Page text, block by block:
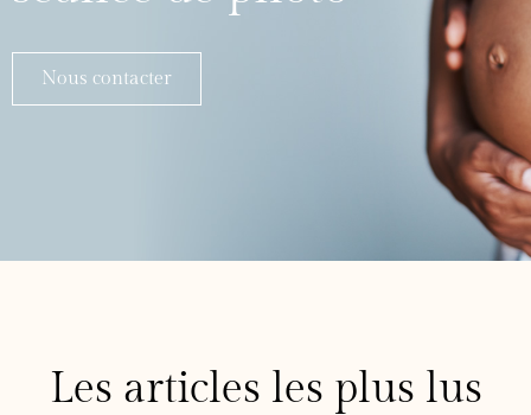
Nous contacter
Les articles les plus lus